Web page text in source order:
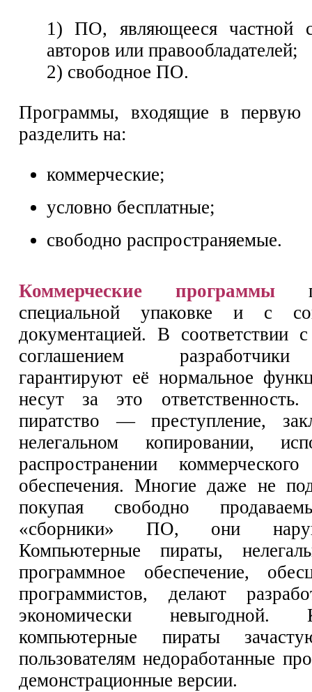
1) ПО, являющееся частной
авторов или правообладателей;
2) свободное ПО.
Программы, входящие в первую
разделить на:
коммерческие;
условно бесплатные;
свободно распространяемые.
Коммерческие программы
специальной упаковке и с
документацией. В соответствии
соглашением
гарантируют её нормальное
несут за это ответственность.
пиратство — преступление,
нелегальном копировании,
распространении
обеспечения. Многие даже не
покупая свободно
«сборники» ПО, они
Компьютерные пираты,
программное обеспечение,
программистов, делают
экономически
компьютерные пираты
пользователям недоработанные
демонстрационные версии.